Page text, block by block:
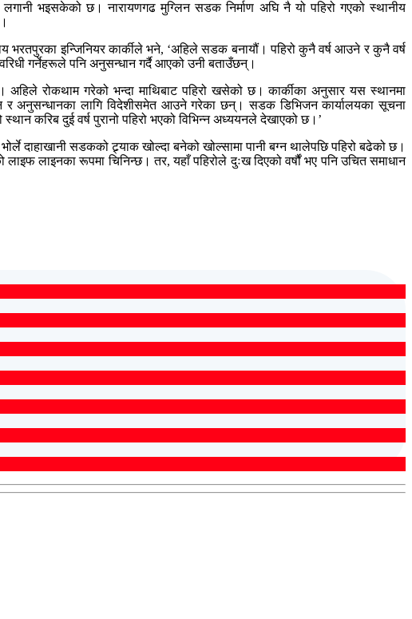
भइसकेको छ। नारायणगढ मुग्लिन सडक निर्माण अघि नै यो पहिरो गएको स्थानीय
भरतपुरका इन्जिनियर कार्कीले भने, ‘अहिले सडक बनायौं। पहिरो कुनै वर्ष आउने र कुनै वर्ष
गर्नेहरूले पनि अनुसन्धान गर्दै आएको उनी बताउँछन्।
अहिले रोकथाम गरेको भन्दा माथिबाट पहिरो खसेको छ। कार्कीका अनुसार यस स्थानमा
अनुसन्धानका लागि विदेशीसमेत आउने गरेका छन्। सडक डिभिजन कार्यालयका सूचना
करिब दुई वर्ष पुरानो पहिरो भएको विभिन्न अध्ययनले देखाएको छ।’
दाहाखानी सडकको ट्र्याक खोल्दा बनेको खोल्सामा पानी बग्न थालेपछि पहिरो बढेको छ।
लाइनका रूपमा चिनिन्छ। तर, यहाँ पहिरोले दुःख दिएको वर्षौं भए पनि उचित समाधान